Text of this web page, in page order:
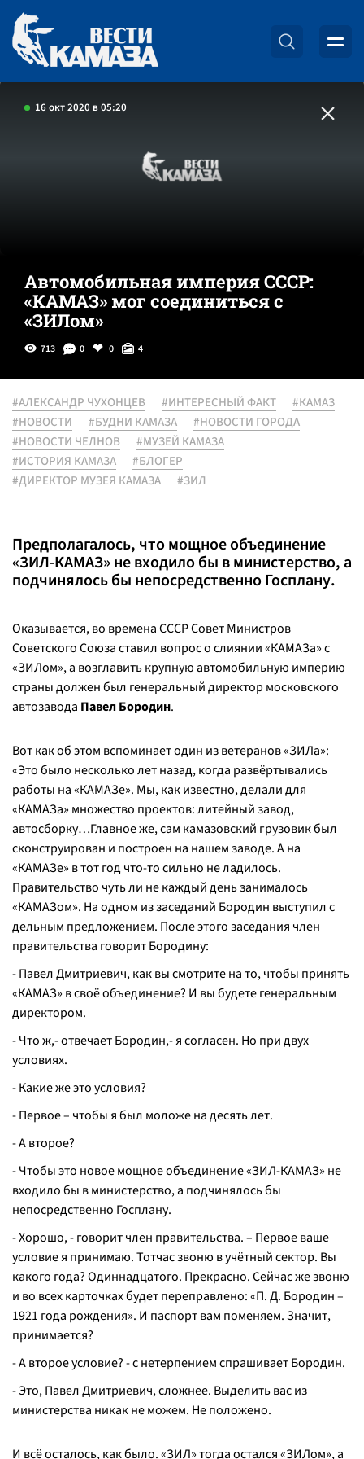
16 окт 2020 в 05:20
Автомобильная империя СССР:
«КАМАЗ» мог соединиться с
«ЗИЛом»
713 0 0 4
#АЛЕКСАНДР ЧУХОНЦЕВ #ИНТЕРЕСНЫЙ ФАКТ
#КАМАЗ
#НОВОСТИ
#БУДНИ КАМАЗА
#НОВОСТИ ГОРОДА
#НОВОСТИ ЧЕЛНОВ
#МУЗЕЙ КАМАЗА
#ИСТОРИЯ КАМАЗА
#БЛОГЕР
#ДИРЕКТОР МУЗЕЯ КАМАЗА
#ЗИЛ
Предполагалось, что мощное объединение
«ЗИЛ-КАМАЗ» не входило бы в министерство, а
подчинялось бы непосредственно Госплану.
Оказывается, во времена СССР Совет Министров
Советского Союза ставил вопрос о слиянии «КАМАЗа» с
«ЗИЛом», а возглавить крупную автомобильную империю
страны должен был генеральный директор московского
автозавода Павел Бородин.
Вот как об этом вспоминает один из ветеранов «ЗИЛа»:
«Это было несколько лет назад, когда развёртывались
работы на «КАМАЗе». Мы, как известно, делали для
«КАМАЗа» множество проектов: литейный завод,
автосборку…Главное же, сам камазовский грузовик был
сконструирован и построен на нашем заводе. А на
«КАМАЗе» в тот год что-то сильно не ладилось.
Правительство чуть ли не каждый день занималось
«КАМАЗом». На одном из заседаний Бородин выступил с
дельным предложением. После этого заседания член
правительства говорит Бородину:
- Павел Дмитриевич, как вы смотрите на то, чтобы принять
«КАМАЗ» в своё объединение? И вы будете генеральным
директором.
- Что ж,- отвечает Бородин,- я согласен. Но при двух
условиях.
- Какие же это условия?
- Первое – чтобы я был моложе на десять лет.
- А второе?
- Чтобы это новое мощное объединение «ЗИЛ-КАМАЗ» не
входило бы в министерство, а подчинялось бы
непосредственно Госплану.
- Хорошо, - говорит член правительства. – Первое ваше
условие я принимаю. Тотчас звоню в учётный сектор. Вы
какого года? Одиннадцатого. Прекрасно. Сейчас же звоню
и во всех карточках будет переправлено: «П. Д. Бородин –
1921 года рождения». И паспорт вам поменяем. Значит,
принимается?
- А второе условие? - с нетерпением спрашивает Бородин.
- Это, Павел Дмитриевич, сложнее. Выделить вас из
министерства никак не можем. Не положено.
И всё осталось, как было. «ЗИЛ» тогда остался «ЗИЛом», а